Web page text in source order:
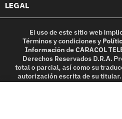
LEGAL
El uso de este sitio web
Términos y condicionesy
InformacióndeCARACOL
Derechos Reservados D.R.A.
total o parcial, así como su
autorización escrita de su